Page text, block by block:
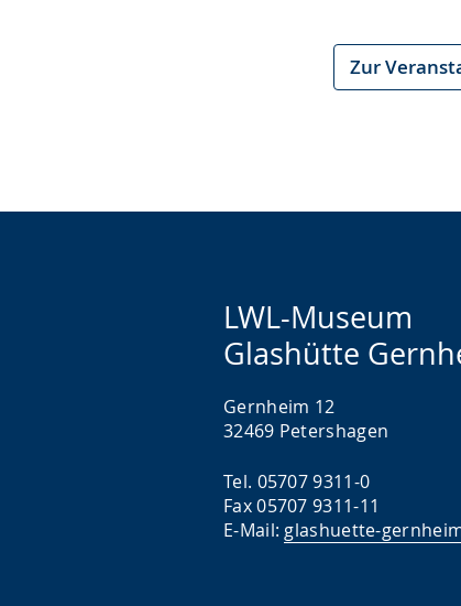
angezeigt.
Zur
LWL-Museum
Glashütte
Gernheim 12
32469 Petershagen
Tel. 05707 9311-0
Fax 05707 9311-11
E-Mail: glashuette-